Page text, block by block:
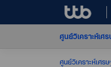
ศูนย์วิเคราะห์เศ
ศูนย์วิเคราะห์เศรษฐ